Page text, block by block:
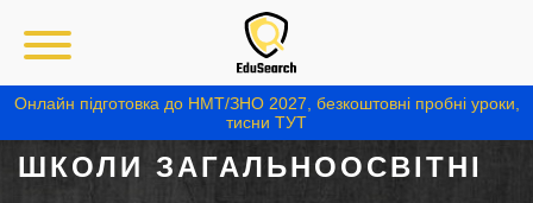
Онлайн підготовка до НМТ/ЗНО 2027, безкоштовні пробні уроки,
тисни ТУТ
ШКОЛИ ЗАГАЛЬНООСВІТНІ